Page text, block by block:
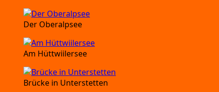
Der Oberalpsee
Am Hüttwiilersee
Brücke in Unterstetten